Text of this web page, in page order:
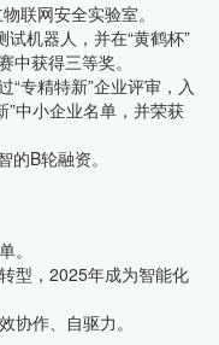
联网安全实验室。
机器人，并在“黄鹤杯”
中获得三等奖。
“专精特新”企业评审，入
”中小企业名单，并荣获
B轮融资。
。
型，2025年成为智能化
协作、自驱力。